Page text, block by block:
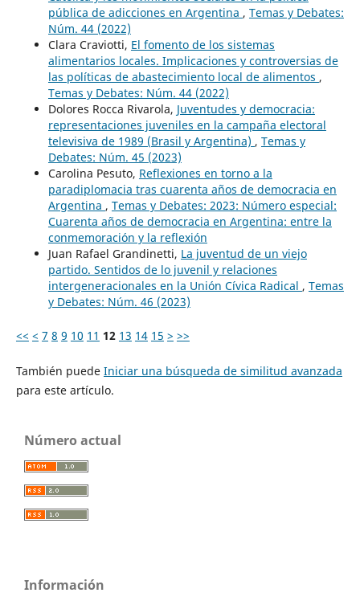
pública de adicciones en Argentina , Temas y Debates:
Núm. 44 (2022)
Clara Craviotti, El fomento de los sistemas
alimentarios locales. Implicaciones y controversias de
las políticas de abastecimiento local de alimentos ,
Temas y Debates: Núm. 44 (2022)
Dolores Rocca Rivarola, Juventudes y democracia:
representaciones juveniles en la campaña electoral
televisiva de 1989 (Brasil y Argentina) , Temas y
Debates: Núm. 45 (2023)
Carolina Pesuto, Reflexiones en torno a la
paradiplomacia tras cuarenta años de democracia en
Argentina , Temas y Debates: 2023: Número especial:
Cuarenta años de democracia en Argentina: entre la
conmemoración y la reflexión
Juan Rafael Grandinetti, La juventud de un viejo
partido. Sentidos de lo juvenil y relaciones
intergeneracionales en la Unión Cívica Radical , Temas
y Debates: Núm. 46 (2023)
<< < 7 8 9 10 11 12 13 14 15 > >>
También puede Iniciar una búsqueda de similitud avanzada
para este artículo.
Número actual
Información